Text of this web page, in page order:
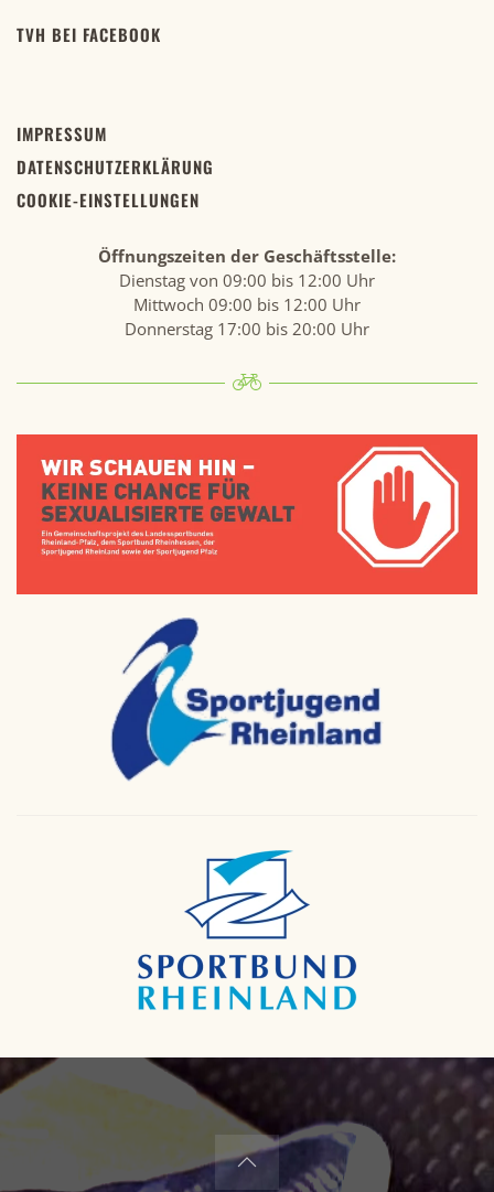
TVH BEI FACEBOOK
IMPRESSUM
DATENSCHUTZERKLÄRUNG
COOKIE-EINSTELLUNGEN
Öffnungszeiten der Geschäftsstelle:
Dienstag von 09:00 bis 12:00 Uhr
Mittwoch 09:00 bis 12:00 Uhr
Donnerstag 17:00 bis 20:00 Uhr